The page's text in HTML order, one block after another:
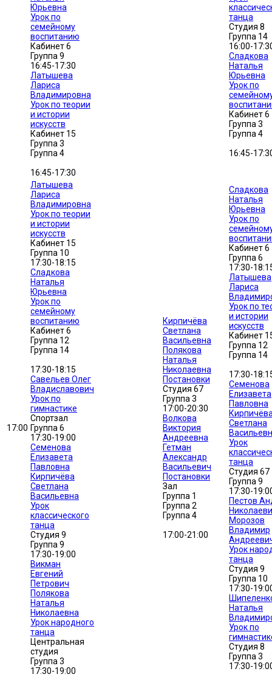
Юрьевна
Урок по
семейному
воспитанию
Кабинет 6
Группа 9
16:45-17:30
Латышева
Лариса
Владимировна
Урок по теории
и истории
искусств
Кабинет 15
Группа 3
Группа 4
16:45-17:30
танца
Студия 8
Группа 14
16:00-
Сладкова
Наталья
Юрьевна
Урок по
Кабинет 6
Группа 3
Группа 4
16:45-
17:00
Латышева
Лариса
Владимировна
Урок по теории
и истории
искусств
Кабинет 15
Группа 10
17:30-18:15
Сладкова
Наталья
Юрьевна
Урок по
семейному
воспитанию
Кабинет 6
Группа 12
Группа 14
17:30-18:15
Савельев Олег
Владиславович
Урок по
гимнастике
Спортзал
Группа 6
17:30-19:00
Семенова
Елизавета
Павловна
Кирпичёва
Светлана
Васильевна
Урок
классического
танца
Студия 9
Группа 9
17:30-19:00
Викман
Евгений
Петрович
Полякова
Наталья
Николаевна
Урок народного
танца
Центральная
студия
Группа 3
17:30-19:00
Кирпичёва
Светлана
Васильевна
Полякова
Наталья
Николаевна
Постановки
Студия 67
Группа 3
17:00-20:30
Волкова
Виктория
Андреевна
Гетман
Александр
Васильевич
Постановки
Зал
Группа 1
Группа 2
Группа 4
17:00-21:00
Сладкова
Наталья
Юрьевна
Урок по
Кабинет 6
Группа 6
17:30-
Латышева
Лариса
Урок по
и истории
искусств
Кабинет
Группа 12
Группа 14
17:30-
Семенова
Елизавета
Павловна
Светлана
Урок
танца
Студия 67
Группа 9
17:30-
Пестов
Морозов
Владимир
Урок
танца
Студия 9
Группа 10
17:30-
Наталья
Урок по
Студия 8
Группа 3
17:30-